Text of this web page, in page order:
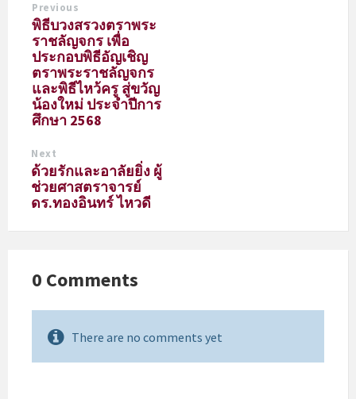
Previous
พิธีบวงสรวงตราพระ
ราชลัญจกร เพื่อ
ประกอบพิธีอัญเชิญ
ตราพระราชลัญจกร
และพิธีไหว้ครู สู่ขวัญ
น้องใหม่ ประจำปีการ
ศึกษา 2568
Next
ด้วยรักและอาลัยยิ่ง ผู้
ช่วยศาสตราจารย์
ดร.ทองอินทร์ ไหวดี
0 Comments
There are no comments yet